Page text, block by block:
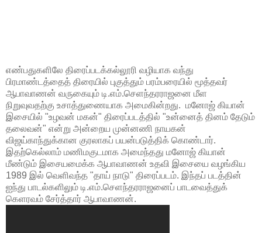
எண்பதுகளிலே திரைப்படக்கல்லூரி வழியாக வந்து
பிரமாண்டத்தைத் திரையில் புகுத்தும் பரம்பரையில் மூத்தவர்
ஆபாவாணன் வருகையும் டி.எம்.செளந்தரராஜனை மீள
நிறுவுவதற்கு உசாத்துணையாக அமைகின்றது. மனோஜ் கியான்
இசையில் "உழவன் மகன்" திரைப்படத்தில் "உன்னைத் தினம் தேடும்
தலைவன்" என்று அன்றைய முன்னணி நாயகன்
விஜய்காந்துக்கான குரலாகப் பயன்படுத்திக் கொண்டார்.
இதற்கெல்லாம் மணிமகுடமாக அமைந்தது மனோஜ் கியான்
மீண்டும் இசையமைக்க ஆபாவாணன் உதவி இசையை வழங்கிய
1989 இல் வெளிவந்த "தாய் நாடு" திரைப்படம். இந்தப் படத்தின்
ஐந்து பாடல்களிலும் டி.எம்.செளந்தரராஜனைப் பாடவைத்துக்
கெளரவம் சேர்த்தார் ஆபாவாணன்.